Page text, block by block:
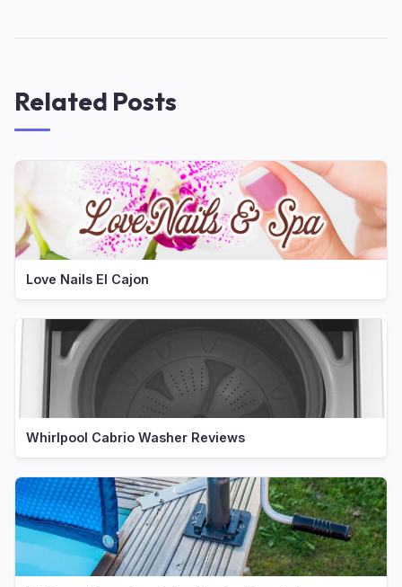
Related Posts
Love Nails El Cajon
Whirlpool Cabrio Washer Reviews